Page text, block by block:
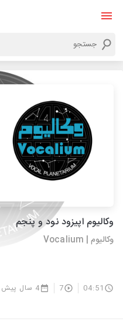
وکالیوم اپیزود نود و پنجم
وکالیوم | Vocalium
04:51
7 4 سال پیش